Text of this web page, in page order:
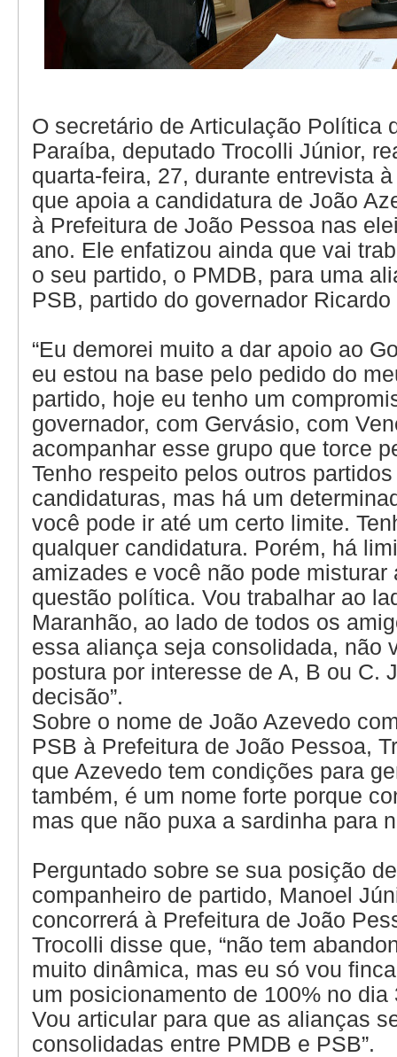
O secretário de Articulação Política
Paraíba, deputado Trocolli Júnior,
quarta-feira, 27, durante entrevista
que apoia a candidatura de João
à Prefeitura de João Pessoa nas
ano. Ele enfatizou ainda que vai
o seu partido, o PMDB, para uma
PSB, partido do governador
“Eu demorei muito a dar apoio ao
eu estou na base pelo pedido do
partido, hoje eu tenho um
governador, com Gervásio, com
acompanhar esse grupo que torce
Tenho respeito pelos outros
candidaturas, mas há um
você pode ir até um certo limite.
qualquer candidatura. Porém, há
amizades e você não pode misturar
questão política. Vou trabalhar ao
Maranhão, ao lado de todos os
essa aliança seja consolidada, não
postura por interesse de A, B ou C.
decisão”.
Sobre o nome de João Azevedo
PSB à Prefeitura de João Pessoa,
que Azevedo tem condições para
também, é um nome forte porque
mas que não puxa a sardinha para
Perguntado sobre se sua posição
companheiro de partido, Manoel
concorrerá à Prefeitura de João
Trocolli disse que, “não tem
muito dinâmica, mas eu só vou
um posicionamento de 100% no dia
Vou articular para que as alianças
consolidadas entre PMDB e PSB”.